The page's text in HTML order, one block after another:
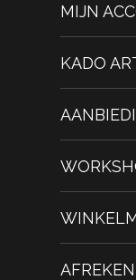
MIJN
KADO